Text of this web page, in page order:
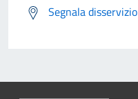
Segnala disservizio